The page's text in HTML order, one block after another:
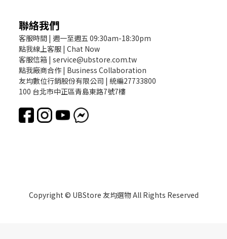
聯絡我們
客服時間 | 週一至週五 09:30am-18:30pm
點我線上客服 | Chat Now
客服信箱 | service@ubstore.com.tw
點我廠商合作 | Business Collaboration
友均數位行銷股份有限公司 | 統編27733800
100 台北市中正區青島東路7號7樓
Copyright © UBStore 友均選物 All Rights Reserved